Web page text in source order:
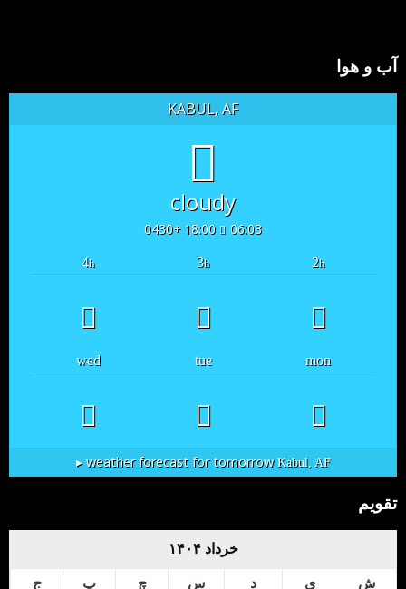
آب و هوا
KABUL, AF
cloudy
06:03
18:00 +0430
2h
3h
4h
mon
tue
wed
Kabul, AF
weather forecast for tomorrow ▸
تقویم
خرداد ۱۴۰۴
ش ی د س چ پ ج